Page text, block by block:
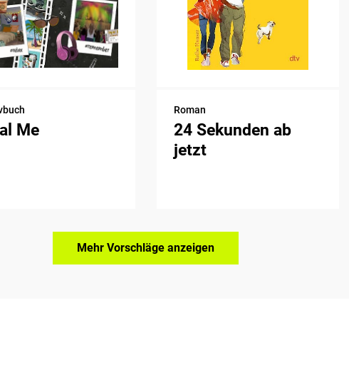
Me
Roman
24 Sekunden ab
jetzt
Mehr Vorschläge anzeigen